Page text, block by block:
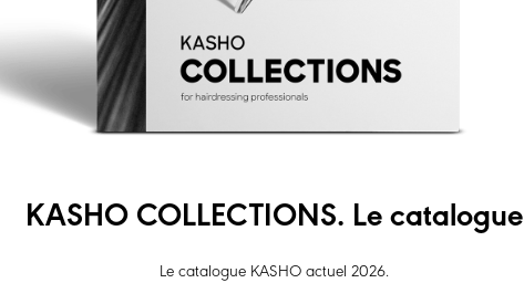
KASHO COLLECTIONS. Le catalogue
Le catalogue KASHO actuel 2026.